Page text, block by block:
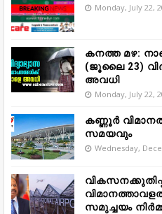
Monday, July 22,
കനത്ത മഴ:
(ജൂലൈ 23)
അവധി
Monday, July 22,
കണ്ണൂർ
സമയവും
Wednesday,
സമുച്ചയം